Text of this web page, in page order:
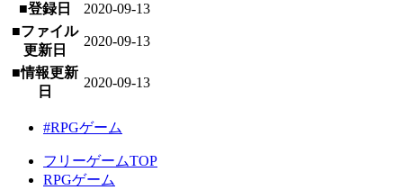
■登録日
2020-09-13
■ファイル
更新日
2020-09-13
■情報更新
日
2020-09-13
#RPGゲーム
フリーゲームTOP
RPGゲーム